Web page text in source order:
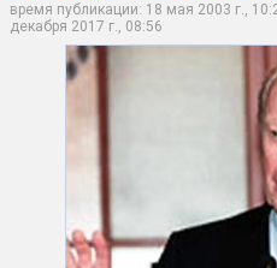
время публикации: 18 мая 2003 г.,
декабря 2017 г., 08:56